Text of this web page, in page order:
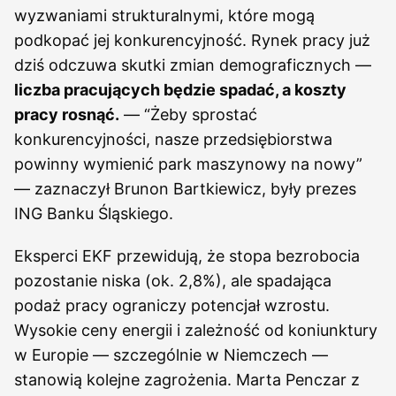
wyzwaniami strukturalnymi, które mogą
podkopać jej konkurencyjność. Rynek pracy już
dziś odczuwa skutki zmian demograficznych —
liczba pracujących będzie spadać, a koszty
pracy rosnąć. — “Żeby sprostać
konkurencyjności, nasze przedsiębiorstwa
powinny wymienić park maszynowy na nowy”
— zaznaczył Brunon Bartkiewicz, były prezes
ING Banku Śląskiego.
Eksperci EKF przewidują, że stopa bezrobocia
pozostanie niska (ok. 2,8%), ale spadająca
podaż pracy ograniczy potencjał wzrostu.
Wysokie ceny energii i zależność od koniunktury
w Europie — szczególnie w Niemczech —
stanowią kolejne zagrożenia. Marta Penczar z